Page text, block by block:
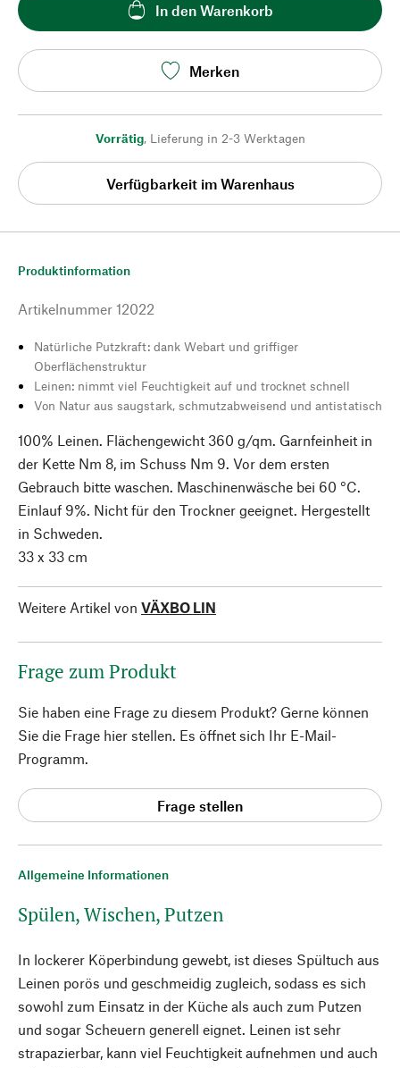
In den Warenkorb
Merken
Vorrätig, Lieferung in 2-3 Werktagen
Verfügbarkeit im Warenhaus
Allgemeine Informationen
Spülen, Wischen, Putzen
In lockerer Köperbindung gewebt, ist dieses Spültuch aus
Leinen porös und geschmeidig zugleich, sodass es sich
sowohl zum Einsatz in der Küche als auch zum Putzen
und sogar Scheuern generell eignet. Leinen ist sehr
strapazierbar, kann viel Feuchtigkeit aufnehmen und auch
Produktinformation
Artikelnummer 12022
Natürliche Putzkraft: dank Webart und griffiger
Oberflächenstruktur
Leinen: nimmt viel Feuchtigkeit auf und trocknet schnell
Von Natur aus saugstark, schmutzabweisend und antistatisch
100% Leinen. Flächengewicht 360 g/qm. Garnfeinheit in
der Kette Nm 8, im Schuss Nm 9. Vor dem ersten
Gebrauch bitte waschen. Maschinenwäsche bei 60 °C.
Einlauf 9%. Nicht für den Trockner geeignet. Hergestellt
in Schweden.
33 x 33 cm
Weitere Artikel von VÄXBO LIN
Frage zum Produkt
Sie haben eine Frage zu diesem Produkt? Gerne können
Sie die Frage hier stellen. Es öffnet sich Ihr E-Mail-
Programm.
Frage stellen